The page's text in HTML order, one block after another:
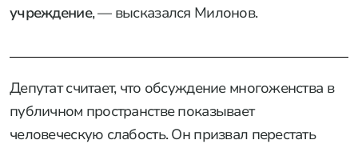
учреждение, — высказался Милонов.
Депутат считает, что обсуждение многоженства в
публичном пространстве показывает
человеческую слабость. Он призвал перестать